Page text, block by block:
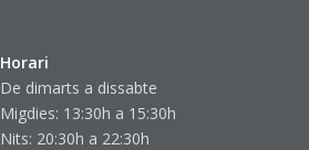
Horari
De dimarts a dissabte
Migdies: 13:30h a 15:30h
Nits: 20:30h a 22:30h